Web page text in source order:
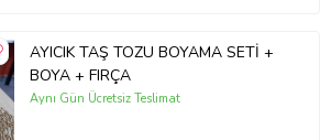
AYICIK TAŞ TOZU BOYAMA SETİ +
BOYA + FIRÇA
Aynı Gün Ücretsiz Teslimat